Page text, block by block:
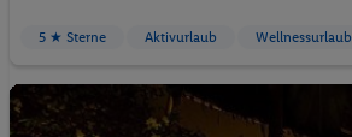
5 ★ Sterne Aktivurlaub Wellnessurlaub